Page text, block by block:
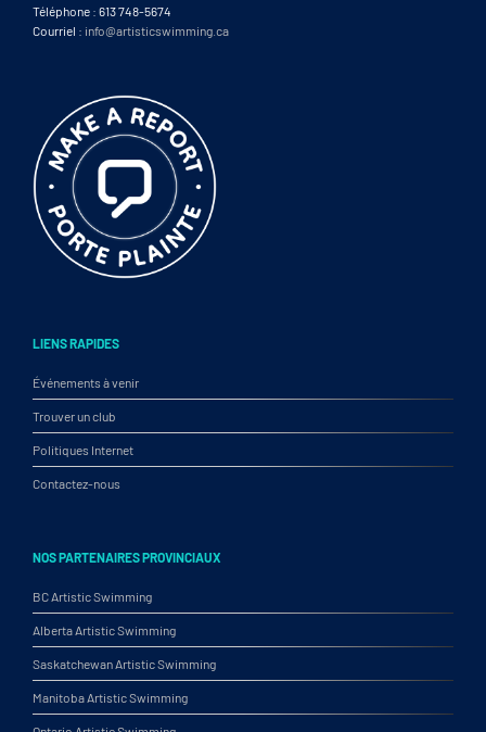
Téléphone : 613 748-5674
Courriel : info@artisticswimming.ca
LIENS RAPIDES
Événements à venir
Trouver un club
Politiques Internet
Contactez-nous
NOS PARTENAIRES PROVINCIAUX
BC Artistic Swimming
Alberta Artistic Swimming
Saskatchewan Artistic Swimming
Manitoba Artistic Swimming